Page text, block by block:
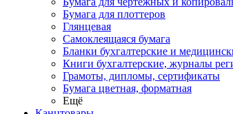
Бумага для плоттеров
Глянцевая
Самоклеящаяся бумага
Бланки бухгалтерские и
Книги бухгалтерские, журналы
Грамоты, дипломы, сертификаты
Бумага цветная, форматная
Ещё